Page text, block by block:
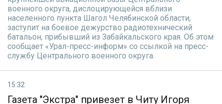
военного округа, дислоцирующейся вблизи
населенного пункта Шагол Челябинской области,
заступит на боевое дежурство радиотехнический
батальон, прибывший из Забайкальского края. Об этом
сообщает «Урал-пресс-информ» со ссылкой на пресс-
службу Центрального военного округа.
15:32
Газета "Экстра" привезет в Читу Игоря